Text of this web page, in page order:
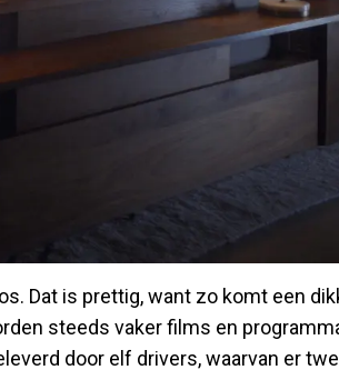
Dat is prettig, want zo komt een
steeds vaker films en
door elf drivers, waarvan er